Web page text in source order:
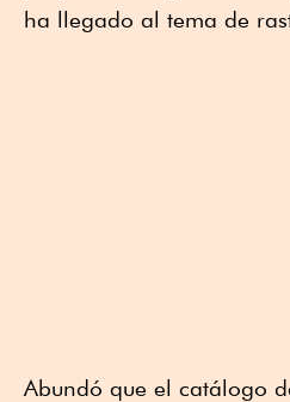
ha llegado al tema de
Abundó que el catálogo